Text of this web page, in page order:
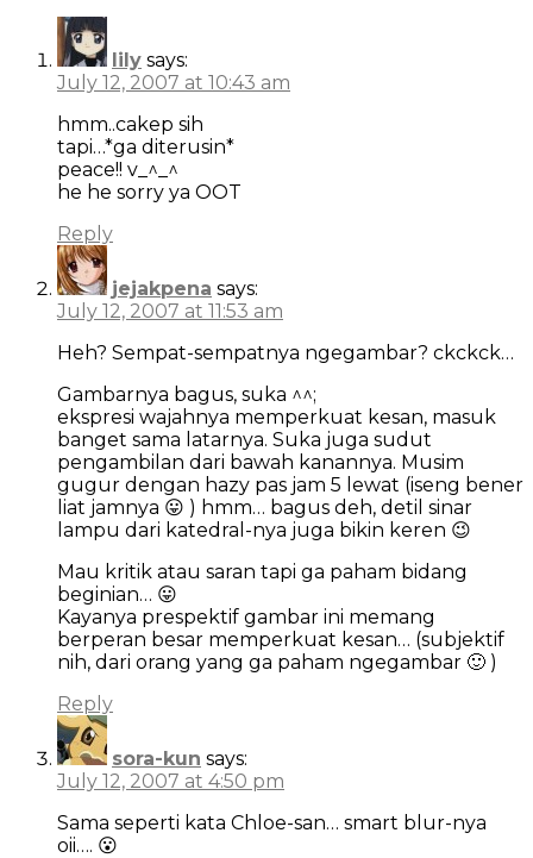
lily says:
July 12, 2007 at 10:43 am
hmm..cakep sih
tapi…*ga diterusin*
peace!! v_^_^
he he sorry ya OOT
Reply
jejakpena says:
July 12, 2007 at 11:53 am
Heh? Sempat-sempatnya ngegambar? ckckck…
Gambarnya bagus, suka ^^;
ekspresi wajahnya memperkuat kesan, masuk
banget sama latarnya. Suka juga sudut
pengambilan dari bawah kanannya. Musim
gugur dengan hazy pas jam 5 lewat (iseng bener
liat jamnya 😛 ) hmm… bagus deh, detil sinar
lampu dari katedral-nya juga bikin keren 😉
Mau kritik atau saran tapi ga paham bidang
beginian… 😛
Kayanya prespektif gambar ini memang
berperan besar memperkuat kesan… (subjektif
nih, dari orang yang ga paham ngegambar 🙂 )
Reply
sora-kun says:
July 12, 2007 at 4:50 pm
Sama seperti kata Chloe-san… smart blur-nya
oii…. 😮